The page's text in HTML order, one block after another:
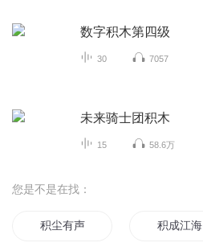
数字积木第四级
30 7057
未来骑士团积木
15 58.6万
您是不是在找：
积尘有声 积成江海